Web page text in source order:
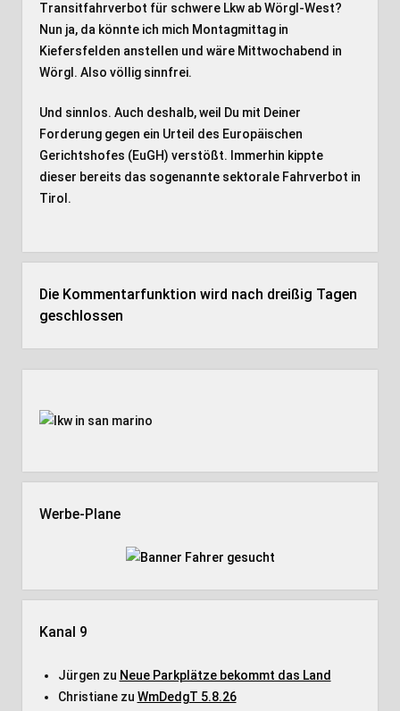
Transitfahrverbot für schwere Lkw ab Wörgl-West?
Nun ja, da könnte ich mich Montagmittag in
Kiefersfelden anstellen und wäre Mittwochabend in
Wörgl. Also völlig sinnfrei.
Und sinnlos. Auch deshalb, weil Du mit Deiner
Forderung gegen ein Urteil des Europäischen
Gerichtshofes (EuGH) verstößt. Immerhin kippte
dieser bereits das sogenannte sektorale Fahrverbot in
Tirol.
Die Kommentarfunktion wird nach dreißig Tagen
geschlossen
Werbe-Plane
Kanal 9
Jürgen zu Neue Parkplätze bekommt das Land
Christianezu WmDedgT 5.8.26